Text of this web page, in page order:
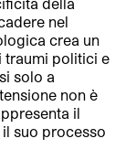
nel
crea un
traumi politici e
solo a
non è
il
suo processo